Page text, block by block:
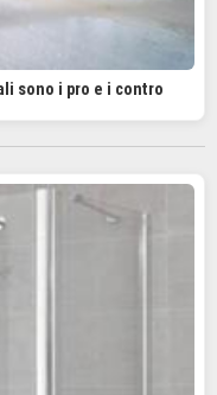
sono i pro e i contro